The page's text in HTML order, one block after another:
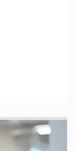
насчёт